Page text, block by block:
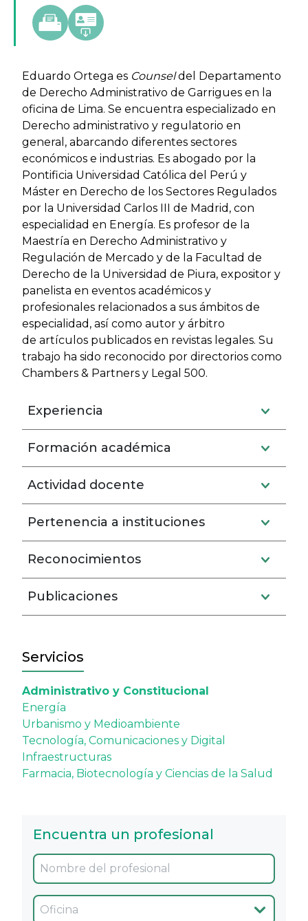
Eduardo Ortega es Counseldel Departamento
de Derecho Administrativo de Garrigues en la
oficina de Lima. Se encuentra especializado en
Derecho administrativo y regulatorio en
general, abarcando diferentes sectores
económicos e industrias. Es abogado por la
Pontificia Universidad Católica del Perú y
Máster en Derecho de los Sectores Regulados
por la Universidad Carlos III de Madrid, con
especialidad en Energía. Es profesor de la
Maestría en Derecho Administrativo y
Regulación de Mercado y de la Facultad de
Derecho de la Universidad de Piura, expositor y
panelista en eventos académicos y
profesionales relacionados a sus ámbitos de
especialidad, así como autor y árbitro
de artículos publicados en revistas legales. Su
trabajo ha sido reconocido por directorios como
Chambers & Partners y Legal 500.
Experiencia
Formación académica
Actividad docente
Pertenencia a instituciones
Reconocimientos
Publicaciones
Servicios
Administrativo y Constitucional
Energía
Urbanismo y Medioambiente
Tecnología, Comunicaciones y Digital
Infraestructuras
Farmacia, Biotecnología y Ciencias de la Salud
Encuentra un profesional
Oficina